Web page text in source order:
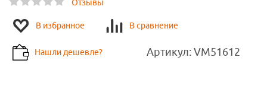
Отзывы
В избранное В сравнение
Нашли дешевле? Артикул:VM51612